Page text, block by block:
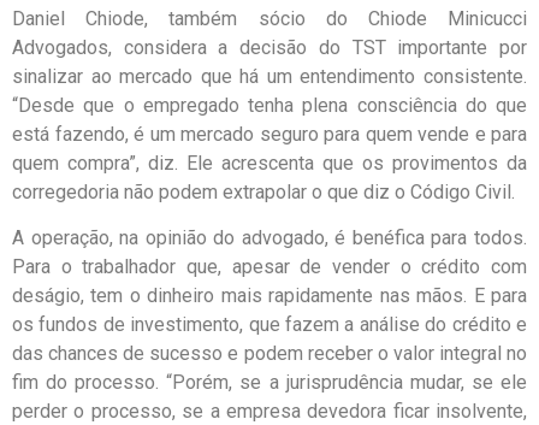
Daniel Chiode, também sócio do Chiode Minicucci
Advogados, considera a decisão do TST importante por
sinalizar ao mercado que há um entendimento consistente.
“Desde que o empregado tenha plena consciência do que
está fazendo, é um mercado seguro para quem vende e para
quem compra”, diz. Ele acrescenta que os provimentos da
corregedoria não podem extrapolar o que diz o Código Civil.
A operação, na opinião do advogado, é benéfica para todos.
Para o trabalhador que, apesar de vender o crédito com
deságio, tem o dinheiro mais rapidamente nas mãos. E para
os fundos de investimento, que fazem a análise do crédito e
das chances de sucesso e podem receber o valor integral no
fim do processo. “Porém, se a jurisprudência mudar, se ele
perder o processo, se a empresa devedora ficar insolvente,